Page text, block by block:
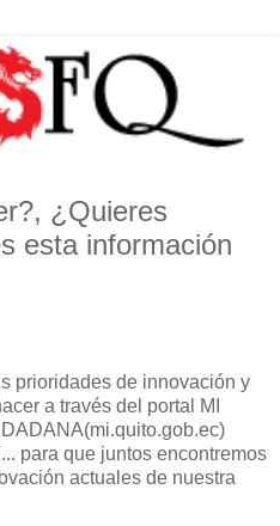
¿Quieres
esta información
prioridades de innovación y
a través del portal MI
para que juntos encontremos
actuales de nuestra